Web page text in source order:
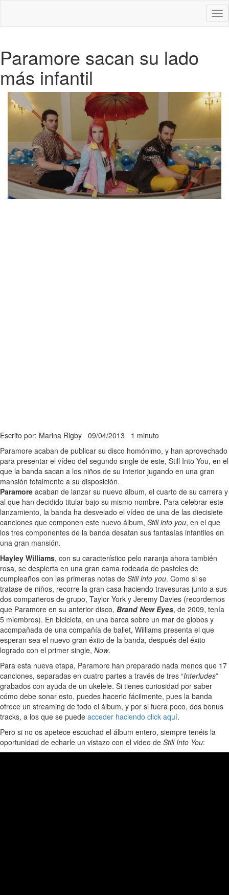
Paramore sacan su lado
más infantil
Escrito por: Marina Rigby 09/04/2013 1 minuto
Paramore acaban de publicar su disco homónimo, y han aprovechado
para presentar el vídeo del segundo single de este, Still Into You, en el
que la banda sacan a los niños de su interior jugando en una gran
mansión totalmente a su disposición.
Paramore acaban de lanzar su nuevo álbum, el cuarto de su carrera y
al que han decidido titular bajo su mismo nombre. Para celebrar este
lanzamiento, la banda ha desvelado el vídeo de una de las diecisiete
canciones que componen este nuevo álbum, Still into you, en el que
los tres componentes de la banda desatan sus fantasías infantiles en
una gran mansión.
Hayley Williams, con su característico pelo naranja ahora también
rosa, se despierta en una gran cama rodeada de pasteles de
cumpleaños con las primeras notas de Still into you. Como si se
tratase de niños, recorre la gran casa haciendo travesuras junto a sus
dos compañeros de grupo, Taylor York y Jeremy Davies (recordemos
que Paramore en su anterior disco, Brand New Eyes, de 2009, tenía
5 miembros). En bicicleta, en una barca sobre un mar de globos y
acompañada de una compañía de ballet, Williams presenta el que
esperan sea el nuevo gran éxito de la banda, después del éxito
logrado con el primer single, Now.
Para esta nueva etapa, Paramore han preparado nada menos que 17
canciones, separadas en cuatro partes a través de tres “Interludes”
grabados con ayuda de un ukelele. Si tienes curiosidad por saber
cómo debe sonar esto, puedes hacerlo fácilmente, pues la banda
ofrece un streaming de todo el álbum, y por si fuera poco, dos bonus
tracks, a los que se puede acceder haciendo click aquí.
Pero si no os apetece escuchad el álbum entero, siempre tenéis la
oportunidad de echarle un vistazo con el video de Still Into You: